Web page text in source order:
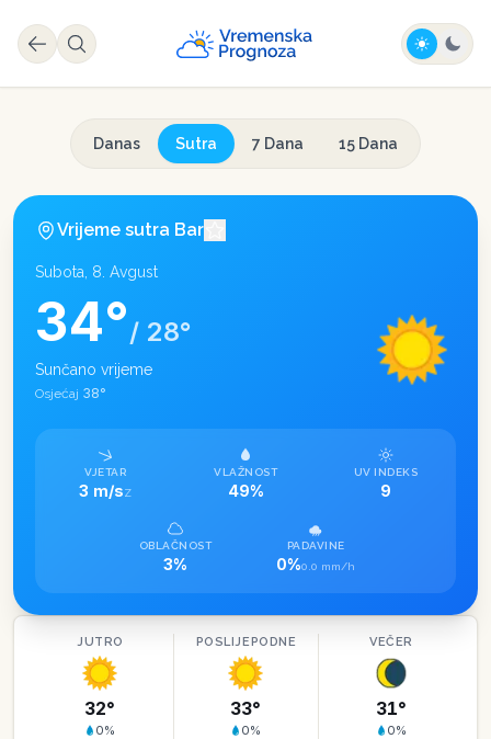
Danas Sutra 7 Dana 15 Dana
Vrijeme sutra Bar
Subota, 8. Avgust
34°/ 28°
Sunčano vrijeme
Osjećaj 38°
VJETAR
3 m/sZ
VLAŽNOST
49%
UV INDEKS
9
OBLAČNOST
3%
PADAVINE
0%0.0 mm/h
JUTRO
32°
0%
POSLIJEPODNE
33°
0%
VEČER
31°
0%